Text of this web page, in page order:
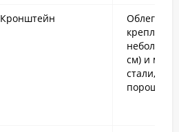
Кронштейн
см) и
стали,